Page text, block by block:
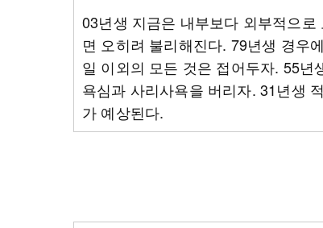
03년생 지금은 내부보다 외부적으
면 오히려 불리해진다. 79년생 경우
일 이외의 모든 것은 접어두자. 55년
욕심과 사리사욕을 버리자. 31년생
가 예상된다.